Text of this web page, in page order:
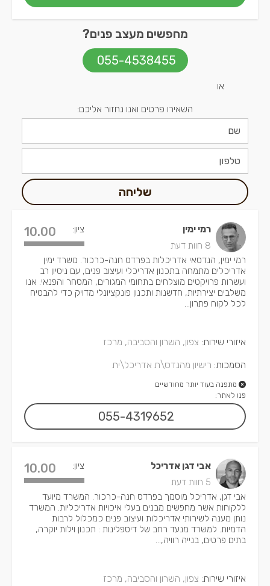
מחפשים מעצב פנים?
055-4538455
או
השאירו פרטים ואנו נחזור אליכם:
שליחה
רמי ימין
8 חוות דעת
ציון: 10.00
רמי ימין, הנדסאי אדריכלות בפרדס חנה-כרכור. משרד ימין
אדריכלים מתמחה בתכנון אדריכלי ועיצוב פנים, עם ניסיון רב
ועשרות פרויקטים מוצלחים בתחומי המגורים, המסחר והפנאי. אנו
משלבים יצירתיות, חדשנות ותכנון פונקציונלי מדויק כדי להבטיח
לכל לקוח פתרון...
איזורי שירות: צפון, השרון והסביבה, מרכז
הסמכות: רישיון מהנדס\ת אדריכל\ית
מתפנה בעוד יותר מחודשיים
פנו לאתר:
055-4319652
אבי דגן אדריכל
5 חוות דעת
ציון: 10.00
אבי דגן, אדריכל מוסמך בפרדס חנה-כרכור. המשרד מיועד
ללקוחות אשר מחפשים מבנים בעלי איכויות אדריכליות. המשרד
נותן מענה לשירותי אדריכלות ועיצוב פנים כמכלול לרבות
הדמיות. למשרד מנעד רחב של דיספלינות : תכנון וילות יוקרה,
בתים פרטים, בנייה רוויה,...
איזורי שירות: צפון, השרון והסביבה, מרכז